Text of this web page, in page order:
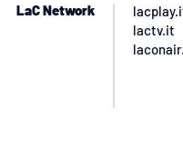
LaC Network
lactv.it